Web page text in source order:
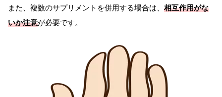
また、複数のサプリメントを併用する場合は、 相互作用がな
いか注意が必要です。